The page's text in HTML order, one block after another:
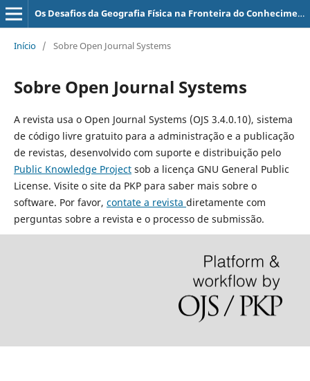
Os Desafios da Geografia Física na Fronteira do Conhecimento
Início / Sobre Open Journal Systems
Sobre Open Journal Systems
A revista usa o Open Journal Systems (OJS 3.4.0.10), sistema
de código livre gratuito para a administração e a publicação
de revistas, desenvolvido com suporte e distribuição pelo
Public Knowledge Projectsob a licença GNU General Public
License. Visite o site da PKP para saber mais sobre o
software. Por favor, contate a revista diretamente com
perguntas sobre a revista e o processo de submissão.